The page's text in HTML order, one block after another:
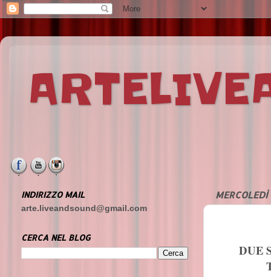
DUE
INDIRIZZO MAIL
arte.liveandsound@gmail.com
CERCA NEL BLOG